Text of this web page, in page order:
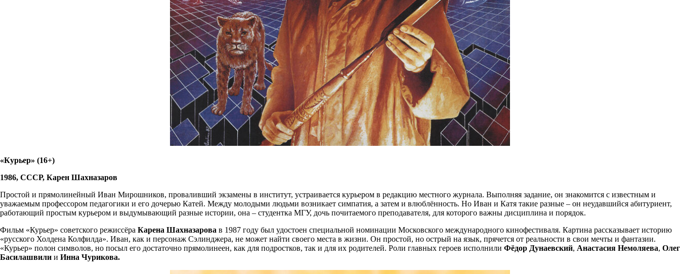
«Курьер» (16+)
1986, СССР, Карен Шахназаров
Простой и прямолинейный Иван Мирошников, проваливший экзамены в институт, устраивается курьером в редакцию местного журнала. Выполняя задание, он знакомится с известным и
уважаемым профессором педагогики и его дочерью Катей. Между молодыми людьми возникает симпатия, а затем и влюблённость. Но Иван и Катя такие разные – он неудавшийся абитуриент,
работающий простым курьером и выдумывающий разные истории, она – студентка МГУ, дочь почитаемого преподавателя, для которого важны дисциплина и порядок.
Фильм «Курьер» советского режиссёра Карена Шахназарова в 1987 году был удостоен специальной номинации Московского международного кинофестиваля. Картина рассказывает историю
«русского Холдена Колфилда». Иван, как и персонаж Сэлинджера, не может найти своего места в жизни. Он простой, но острый на язык, прячется от реальности в свои мечты и фантазии.
«Курьер» полон символов, но посыл его достаточно прямолинеен, как для подростков, так и для их родителей. Роли главных героев исполнили Фёдор Дунаевский, Анастасия Немоляева, Олег
Басилашвили и Инна Чурикова.